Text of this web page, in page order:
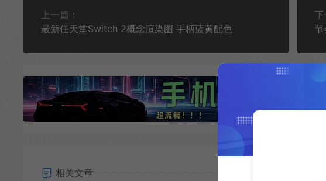
上一篇：
最新任天堂Switch 2概念渲染图 手柄蓝黄配色
下
相关文章